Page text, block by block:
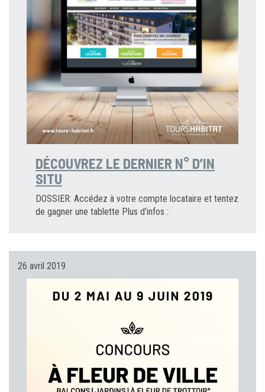
DÉCOUVREZ LE DERNIER N° D’IN
SITU
DOSSIER: Accédez à votre compte locataire et tentez
de gagner une tablette Plus d’infos :
26 avril 2019